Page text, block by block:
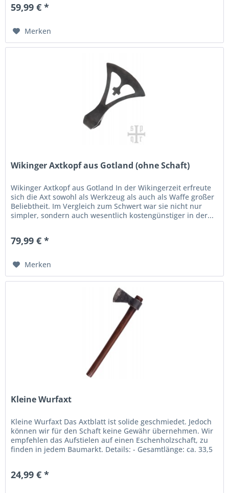
59,99 € *
Merken
Wikinger Axtkopf aus Gotland (ohne Schaft)
Wikinger Axtkopf aus Gotland In der Wikingerzeit erfreute
sich die Axt sowohl als Werkzeug als auch als Waffe großer
Beliebtheit. Im Vergleich zum Schwert war sie nicht nur
simpler, sondern auch wesentlich kostengünstiger in der...
79,99 € *
Merken
Kleine Wurfaxt
Kleine Wurfaxt Das Axtblatt ist solide geschmiedet. Jedoch
können wir für den Schaft keine Gewähr übernehmen. Wir
empfehlen das Aufstielen auf einen Eschenholzschaft, zu
finden in jedem Baumarkt. Details: - Gesamtlänge: ca. 33,5
24,99 € *